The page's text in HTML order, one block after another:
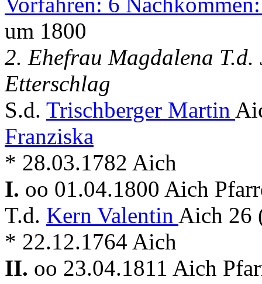
um 1800
2. Ehefrau Magdalena
Etterschlag
S.d. Trischberger Martin
Franziska
* 28.03.1782 Aich
I. oo 01.04.1800 Aich
T.d. Kern Valentin Aich 26
* 22.12.1764 Aich
II. oo 23.04.1811 Aich